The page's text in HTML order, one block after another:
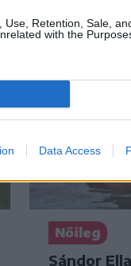
Retention, Sale,
with the
Data Access
Nőileg
Sándor